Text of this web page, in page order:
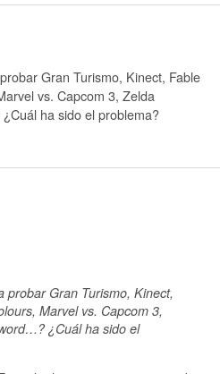
Gran Turismo, Kinect, Fable
vs. Capcom 3, Zelda
ha sido el problema?
probar Gran Turismo, Kinect,
Marvel vs. Capcom 3,
¿Cuál ha sido el